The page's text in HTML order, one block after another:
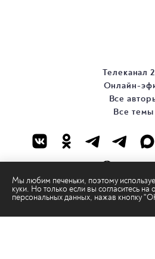
Мы любим печеньки, поэтому
куки. Но только если вы согласитесь на
персональных данных, нажав кнопку
Телеканал
Онлайн-
Все
Все темы
© ООО «ТРК
Правовая